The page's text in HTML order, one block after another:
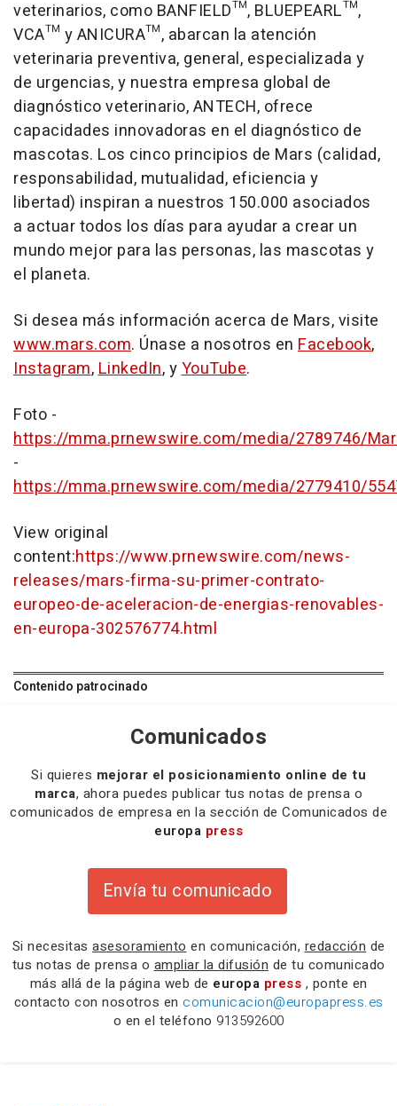
veterinarios, como BANFIELD™, BLUEPEARL™,
VCA™ y ANICURA™, abarcan la atención
veterinaria preventiva, general, especializada y
de urgencias, y nuestra empresa global de
diagnóstico veterinario, ANTECH, ofrece
capacidades innovadoras en el diagnóstico de
mascotas. Los cinco principios de Mars (calidad,
responsabilidad, mutualidad, eficiencia y
libertad) inspiran a nuestros 150.000 asociados
a actuar todos los días para ayudar a crear un
mundo mejor para las personas, las mascotas y
el planeta.
Si desea más información acerca de Mars, visite
www.mars.com. Únase a nosotros en Facebook,
Instagram,LinkedIn, yYouTube.
Foto -
https://mma.prnewswire.com/media/2789746/
-
https://mma.prnewswire.com/media/2779410/
View original
content:https://www.prnewswire.com/news-
releases/mars-firma-su-primer-contrato-
europeo-de-aceleracion-de-energias-renovables-
en-europa-302576774.html
Contenido patrocinado
Comunicados
Si quieres mejorar el posicionamiento online de tu
marca, ahora puedes publicar tus notas de prensa o
comunicados de empresa en la sección de Comunicados de
europa press
Envía tu comunicado
Si necesitas asesoramiento en comunicación, redacción de
tus notas de prensa o ampliar la difusión de tu comunicado
más allá de la página web de europa press , ponte en
contacto con nosotros en comunicacion@europapress.es
o en el teléfono 913592600